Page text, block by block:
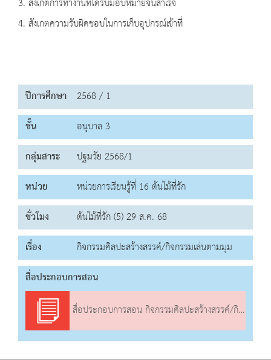
3. สังเกตการทำงานที่ได้รับมอบหมายจนสำเร็จ
4. สังเกตความรับผิดชอบในการเก็บอุปกรณ์เข้าที่
ปีการศึกษา 2568 / 1
ชั้น
อนุบาล 3
กลุ่มสาระ
ปฐมวัย 2568/1
หน่วย
หน่วยการเรียนรู้ที่ 16 ต้นไม้ที่รัก
ชั่วโมง
ต้นไม้ที่รัก (5) 29 ส.ค. 68
เรื่อง
กิจกรรมศิลปะสร้างสรรค์/กิจกรรมเล่นตามมุม
สื่อประกอบการสอน
สื่อประกอบการสอน กิจกรรมศิลปะสร้างสรรค์/กิจกรรมเล่นตามมุม